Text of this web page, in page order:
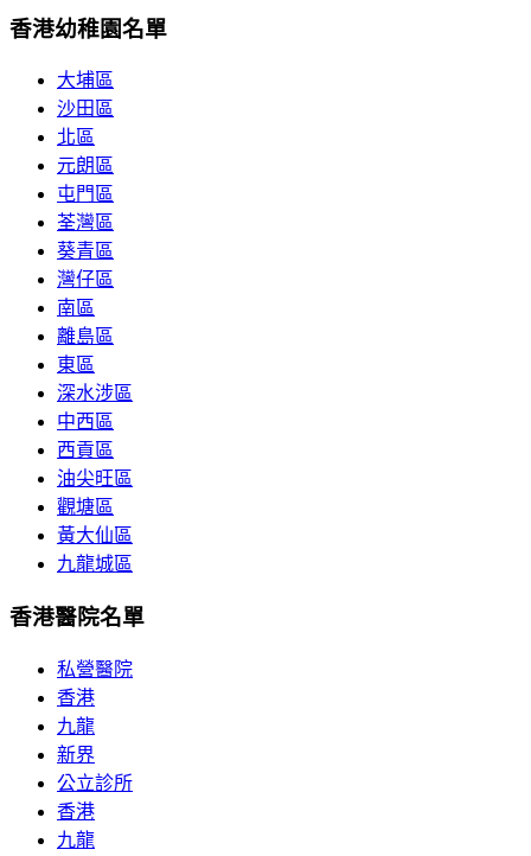
香港幼稚園名單
大埔區
沙田區
北區
元朗區
屯門區
荃灣區
葵青區
灣仔區
南區
離島區
東區
深水涉區
中西區
西貢區
油尖旺區
觀塘區
黃大仙區
九龍城區
香港醫院名單
私營醫院
香港
九龍
新界
公立診所
香港
九龍